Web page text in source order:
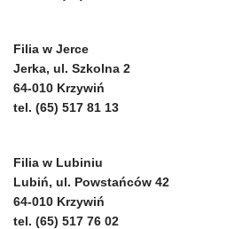
Filia w Jerce
Jerka, ul. Szkolna 2
64-010 Krzywiń
tel. (65) 517 81 13
Filia w Lubiniu
Lubiń, ul. Powstańców 42
64-010 Krzywiń
tel. (65) 517 76 02